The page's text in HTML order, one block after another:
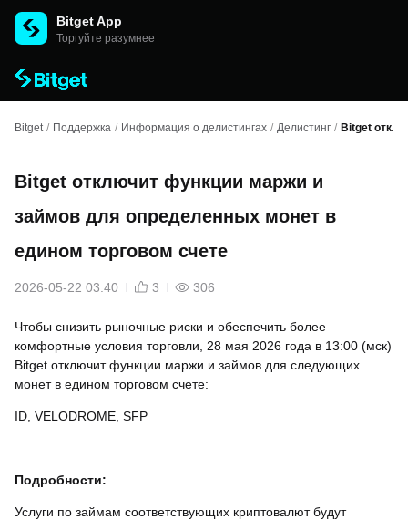
Bitget App
Торгуйте разумнее
Bitget / Поддержка / Информация о делистингах / Делистинг / Bitget
Bitget отключит функции маржи и
займов для определенных монет в
едином торговом счете
2026-05-22 03:40 3 306
Чтобы снизить рыночные риски и обеспечить более
комфортные условия торговли, 28 мая 2026 года в 13:00 (мск)
Bitget отключит функции маржи и займов для следующих
монет в едином торговом счете:
ID, VELODROME, SFP
Подробности:
Услуги по займам соответствующих криптовалют будут